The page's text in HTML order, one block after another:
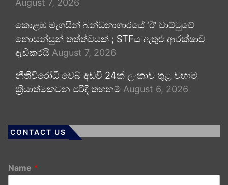
August 7, 2026
කොළඹ මැගසින් බන්ධනාගාරයේ ‘ඊ’ වාට්ටුවේ
නොසන්සුන් තත්ත්වයක් ; STFය ඇතුළු ආරක්ෂාව
දැඩිකරයි August 7, 2026
නීතිවිරෝධී වෙබ් අඩවි 24ක් ලංකාව තුළ වහාම
ක්‍රියාත්මකවන පරිදි තහනම් August 6, 2026
CONTACT US
Name *